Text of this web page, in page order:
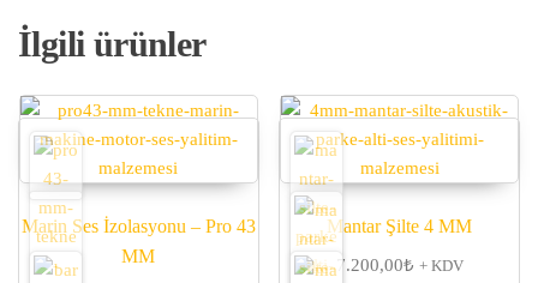
İlgili ürünler
Marin Ses İzolasyonu – Pro 43
MM
Mantar Şilte 4 MM
7.200,00₺ + KDV